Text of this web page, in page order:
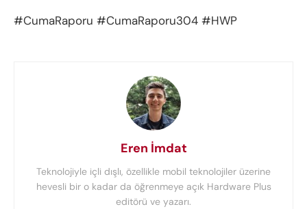
#CumaRaporu #CumaRaporu304 #HWP
Eren İmdat
Teknolojiyle içli dışlı, özellikle mobil teknolojiler üzerine
hevesli bir o kadar da öğrenmeye açık Hardware Plus
editörü ve yazarı.